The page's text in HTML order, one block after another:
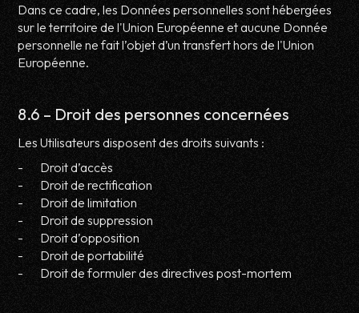
Dans ce cadre, les Données personnelles sont hébergées
sur le territoire de l'Union Européenne et aucune Donnée
personnelle ne fait l’objet d’un transfert hors de l'Union
Européenne.
8.6 – Droit des personnes concernées
Les Utilisateurs disposent des droits suivants :
- Droit d’accès
- Droit de rectification
- Droit de limitation
- Droit de suppression
- Droit d’opposition
- Droit de portabilité
- Droit de formuler des directives post-mortem